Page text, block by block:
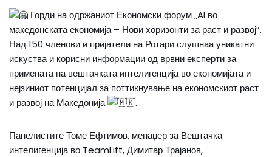
Горди на одржаниот Економски форум „AI во
македонската економија – Нови хоризонти за раст и развој”.
Над 150 членови и пријатели на Ротари слушнаа уникатни
искуства и корисни информации од врвни експерти за
примената на вештачката интелигенција во економијата и
нејзиниот потенцијал за поттикнување на економскиот раст
и развој на Македонија
.
Панелистите Томе Ефтимов, менаџер за Вештачка
интелигенција во TeamLift, Димитар Трајанов,